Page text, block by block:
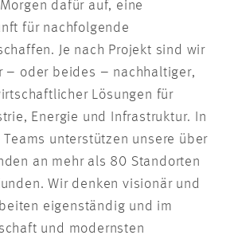
dafür auf, eine
für nachfolgende
Je nach Projekt sind wir
– oder beides – nachhaltiger,
Lösungen für
Energie und Infrastruktur. In
unterstützen unsere über
an mehr als 80 Standorten
Wir denken visionär und
eigenständig und im
und modernsten